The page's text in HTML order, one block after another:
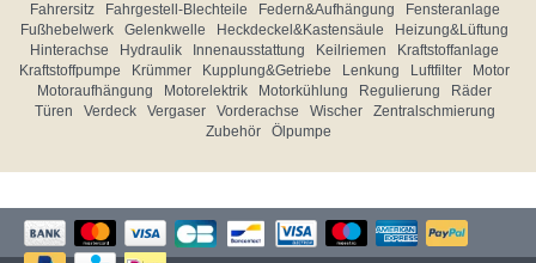
Fahrersitz
Fahrgestell-Blechteile Federn&Aufhängung
Fensteranlage
Fußhebelwerk
Gelenkwelle Heckdeckel&Kastensäule
Heizung&Lüftung
Hinterachse
Hydraulik Innenausstattung Keilriemen
Kraftstoffanlage
Kraftstoffpumpe
Krümmer Kupplung&Getriebe Lenkung Luftfilter
Motor
Motoraufhängung
Motorelektrik Motorkühlung Regulierung
Räder
Türen
Verdeck Vergaser Vorderachse Wischer
Zentralschmierung
Zubehör
Ölpumpe